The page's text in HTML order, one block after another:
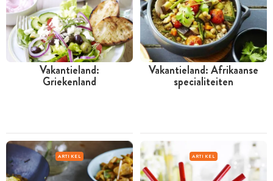
Vakantieland:
Griekenland
Vakantieland: Afrikaanse
specialiteiten
ARTIKEL ARTIKEL